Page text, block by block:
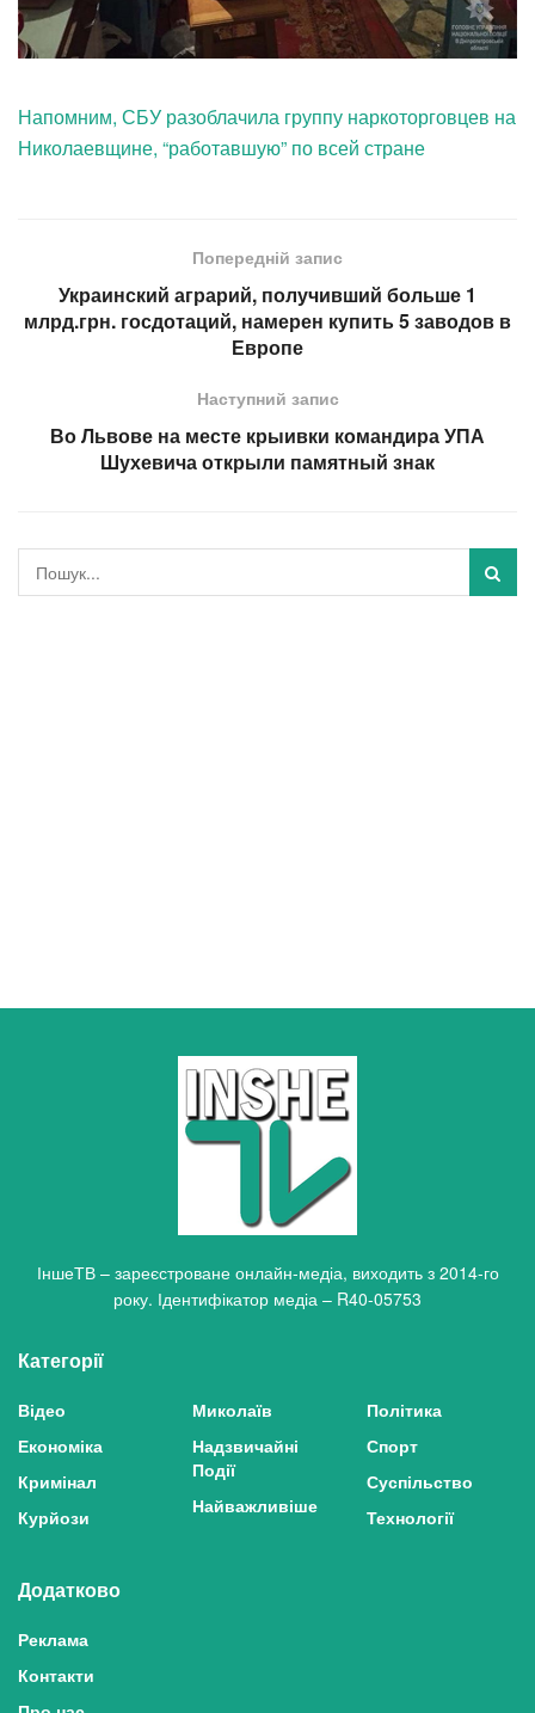
Напомним, СБУ разоблачила группу наркоторговцев на
Николаевщине, “работавшую” по всей стране
Попередній запис
Украинский аграрий, получивший больше 1
млрд.грн. госдотаций, намерен купить 5 заводов в
Европе
Наступний запис
Во Львове на месте крыивки командира УПА
Шухевича открыли памятный знак
ІншеТВ – зареєстроване онлайн-медіа, виходить з 2014-го
року. Ідентифікатор медіа – R40-05753
Категорії
Відео
Економіка
Кримінал
Курйози
Миколаїв
Надзвичайні
Події
Найважливіше
Політика
Спорт
Суспільство
Технології
Додатково
Реклама
Контакти